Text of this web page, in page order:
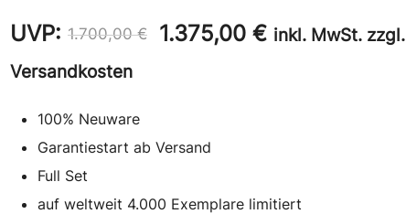
UVP: 1.700,00€
Ursprünglicher
1.700,00 €
1.375,00 €Aktueller
inkl. MwSt. zzgl.
Versandkosten
100% Neuware
Garantiestart ab Versand
Full Set
auf weltweit 4.000 Exemplare limitiert